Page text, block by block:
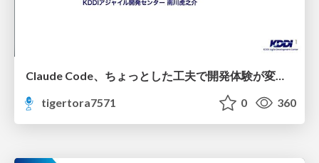
Claude Code、ちょっとした工夫で開発体験が変わる
tigertora7571
0 360